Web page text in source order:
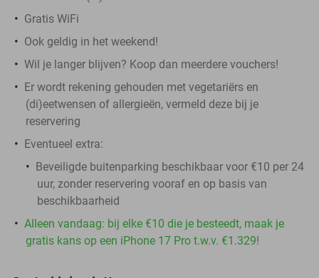
Gratis WiFi
Ook geldig in het weekend!
Wil je langer blijven? Koop dan meerdere vouchers!
Er wordt rekening gehouden met vegetariërs en
(di)eetwensen of allergieën, vermeld deze bij je
reservering
Eventueel extra:
Beveiligde buitenparking beschikbaar voor €10 per 24
uur, zonder reservering vooraf en op basis van
beschikbaarheid
Alleen vandaag: bij elke €10 die je besteedt, maak je
gratis kans op een iPhone 17 Pro t.w.v. €1.329!